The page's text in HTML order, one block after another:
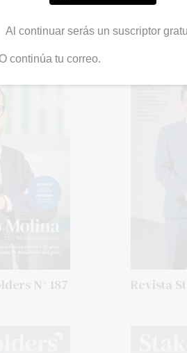
N° 187 Revista
Al continuar serás un suscriptor
continúa tu correo.